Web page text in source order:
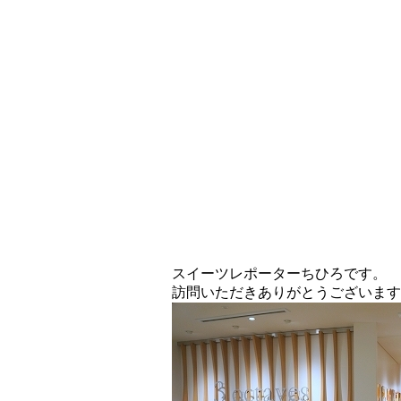
スイーツレポーターちひろです。
訪問いただきありがとうございま